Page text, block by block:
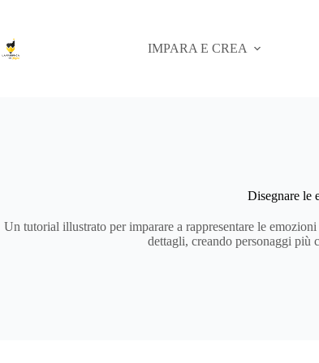
contenuto
IMPARA E CREA
Disegnare le
Un tutorial illustrato per imparare a rappresentare le
dettagli, creando personaggi più